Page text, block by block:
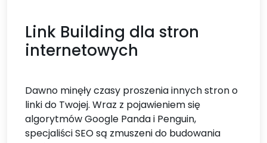
Link Building dla stron
internetowych
Dawno minęły czasy proszenia innych stron o
linki do Twojej. Wraz z pojawieniem się
algorytmów Google Panda i Penguin,
specjaliści SEO są zmuszeni do budowania